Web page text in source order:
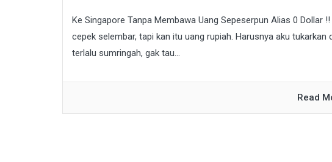
Ke Singapore Tanpa Membawa Uang Sepeserpun Alias 0 Dollar
cepek selembar, tapi kan itu uang rupiah. Harusnya aku
terlalu sumringah, gak tau...
Read